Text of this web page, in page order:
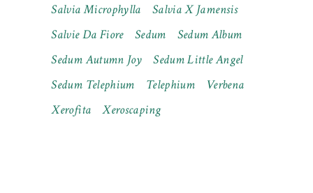
Salvia Microphylla
Salvia X Jamensis
Salvie Da Fiore
Sedum
Sedum Album
Sedum Autumn Joy
Sedum Little Angel
Sedum Telephium
Telephium
Verbena
Xerofita
Xeroscaping